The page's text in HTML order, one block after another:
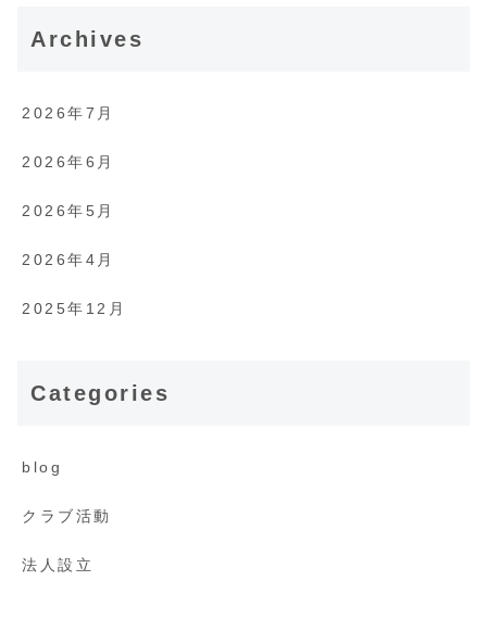
Archives
2026年7月
2026年6月
2026年5月
2026年4月
2025年12月
Categories
blog
クラブ活動
法人設立